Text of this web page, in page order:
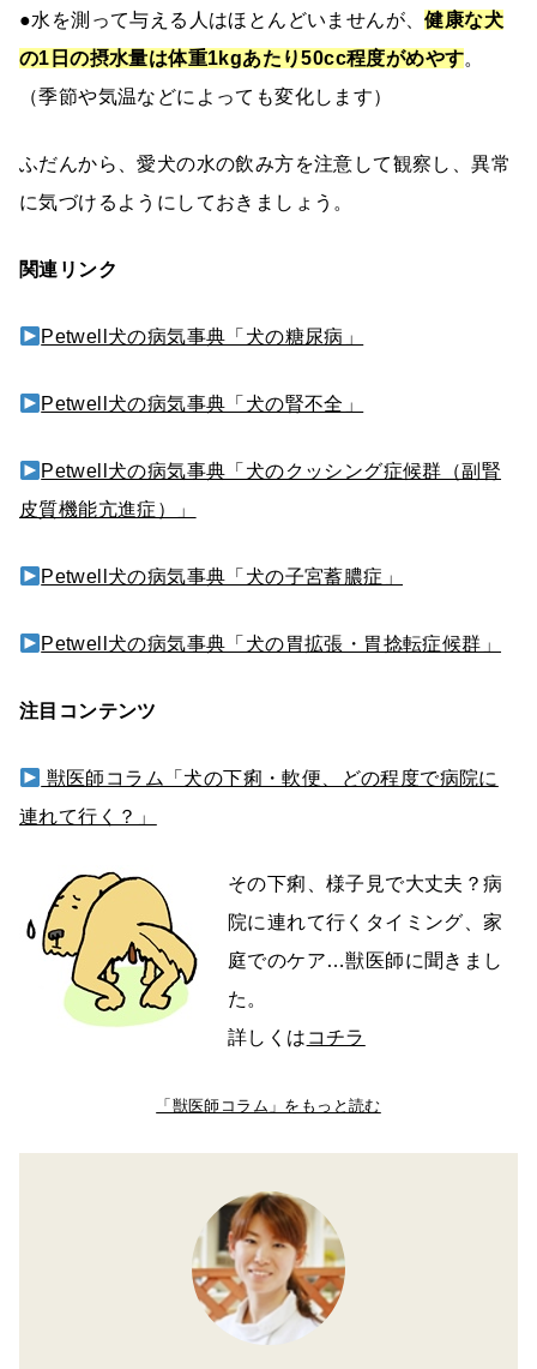
●水を測って与える人はほとんどいませんが、健康な犬
の1日の摂水量は体重1kgあたり50cc程度がめやす。
（季節や気温などによっても変化します）
ふだんから、愛犬の水の飲み方を注意して観察し、異常
に気づけるようにしておきましょう。
関連リンク
Petwell犬の病気事典「犬の糖尿病」
Petwell犬の病気事典「犬の腎不全」
Petwell犬の病気事典「犬のクッシング症候群（副腎
皮質機能亢進症）」
Petwell犬の病気事典「犬の子宮蓄膿症」
Petwell犬の病気事典「犬の胃拡張・胃捻転症候群」
注目コンテンツ
獣医師コラム「犬の下痢・軟便、どの程度で病院に
連れて行く？」
その下痢、様子見で大丈夫？病
院に連れて行くタイミング、家
庭でのケア…獣医師に聞きまし
た。
詳しくは コチラ
「獣医師コラム」をもっと読む